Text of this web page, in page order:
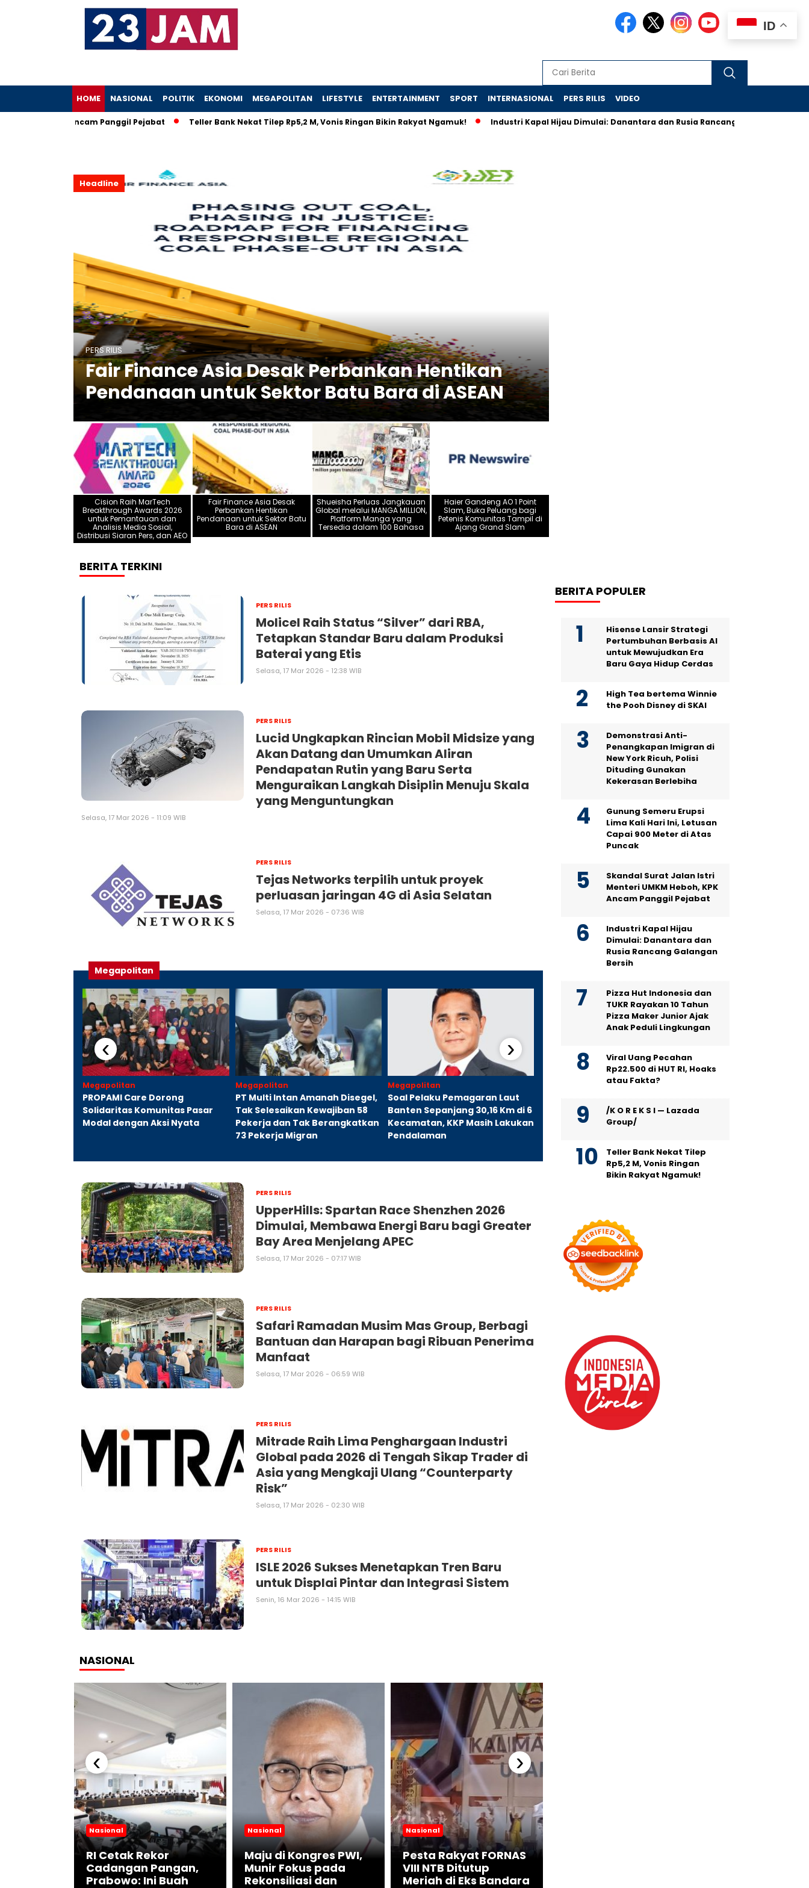
HOME NASIONAL POLITIK EKONOMI MEGAPOLITAN LIFESTYLE ENTERTAINMENT SPORT INTERNASIONAL PERS RILIS VIDEO
KPK Ancam Panggil Pejabat Teller Bank Nekat Tilep Rp5,2 M, Vonis Ringan Bikin Rakyat Ngamuk! Industri Kapal Hijau Dimulai: Danantara dan Rusia Rancang Galangan Bersih
Headline
PERS RILIS
Fair Finance Asia Desak Perbankan Hentikan
Pendanaan untuk Sektor Batu Bara di ASEAN
Cision Raih MarTech
Breakthrough Awards 2026
untuk Pemantauan dan
Analisis Media Sosial,
Distribusi Siaran Pers, dan AEO
Fair Finance Asia Desak
Perbankan Hentikan
Pendanaan untuk Sektor Batu
Bara di ASEAN
Shueisha Perluas Jangkauan
Global melalui MANGA MILLION,
Platform Manga yang
Tersedia dalam 100 Bahasa
Haier Gandeng AO 1 Point
Slam, Buka Peluang bagi
Petenis Komunitas Tampil di
Ajang Grand Slam
BERITA TERKINI
PERS RILIS
Molicel Raih Status “Silver” dari RBA,
Tetapkan Standar Baru dalam Produksi
Baterai yang Etis
Selasa, 17 Mar 2026 - 12:38 WIB
PERS RILIS
Lucid Ungkapkan Rincian Mobil Midsize yang
Akan Datang dan Umumkan Aliran
Pendapatan Rutin yang Baru Serta
Menguraikan Langkah Disiplin Menuju Skala
yang Menguntungkan
Selasa, 17 Mar 2026 - 11:09 WIB
PERS RILIS
Tejas Networks terpilih untuk proyek
perluasan jaringan 4G di Asia Selatan
Selasa, 17 Mar 2026 - 07:36 WIB
Megapolitan
Megapolitan
PROPAMI Care Dorong
Solidaritas Komunitas Pasar
Modal dengan Aksi Nyata
Megapolitan
PT Multi Intan Amanah Disegel,
Tak Selesaikan Kewajiban 58
Pekerja dan Tak Berangkatkan
73 Pekerja Migran
Megapolitan
Soal Pelaku Pemagaran Laut
Banten Sepanjang 30,16 Km di 6
Kecamatan, KKP Masih Lakukan
Pendalaman
Perusahaan Umum Daerah PAM
Jaya Naikkan Tarif Air Minum
Polisi Selidiki Kasus Bayi
‹ ›
PERS RILIS
UpperHills: Spartan Race Shenzhen 2026
Dimulai, Membawa Energi Baru bagi Greater
Bay Area Menjelang APEC
Selasa, 17 Mar 2026 - 07:17 WIB
PERS RILIS
Safari Ramadan Musim Mas Group, Berbagi
Bantuan dan Harapan bagi Ribuan Penerima
Manfaat
Selasa, 17 Mar 2026 - 06:59 WIB
PERS RILIS
Mitrade Raih Lima Penghargaan Industri
Global pada 2026 di Tengah Sikap Trader di
Asia yang Mengkaji Ulang “Counterparty
Risk”
Selasa, 17 Mar 2026 - 02:30 WIB
PERS RILIS
ISLE 2026 Sukses Menetapkan Tren Baru
untuk Displai Pintar dan Integrasi Sistem
Senin, 16 Mar 2026 - 14:15 WIB
NASIONAL
Nasional
RI Cetak Rekor
Cadangan Pangan,
Prabowo: Ini Buah
Nasional
Maju di Kongres PWI,
Munir Fokus pada
Rekonsiliasi dan
Nasional
Pesta Rakyat FORNAS
VIII NTB Ditutup
Meriah di Eks Bandara
‹ ›
BERITA POPULER
Hisense Lansir Strategi
Pertumbuhan Berbasis AI
untuk Mewujudkan Era
Baru Gaya Hidup Cerdas
High Tea bertema Winnie
the Pooh Disney di SKAI
Demonstrasi Anti-
Penangkapan Imigran di
New York Ricuh, Polisi
Dituding Gunakan
Kekerasan Berlebiha
Gunung Semeru Erupsi
Lima Kali Hari Ini, Letusan
Capai 900 Meter di Atas
Puncak
Skandal Surat Jalan Istri
Menteri UMKM Heboh, KPK
Ancam Panggil Pejabat
Industri Kapal Hijau
Dimulai: Danantara dan
Rusia Rancang Galangan
Bersih
Pizza Hut Indonesia dan
TUKR Rayakan 10 Tahun
Pizza Maker Junior Ajak
Anak Peduli Lingkungan
Viral Uang Pecahan
Rp22.500 di HUT RI, Hoaks
atau Fakta?
/K O R E K S I — Lazada
Group/
Teller Bank Nekat Tilep
Rp5,2 M, Vonis Ringan
Bikin Rakyat Ngamuk!
ID